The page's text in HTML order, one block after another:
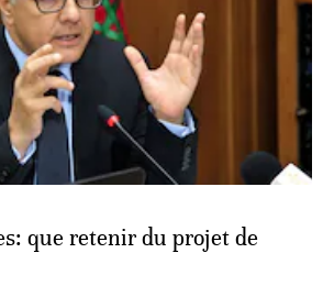
que retenir du projet de